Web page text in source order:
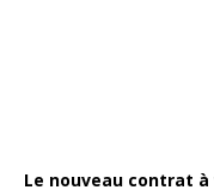
Le nouveau contrat à